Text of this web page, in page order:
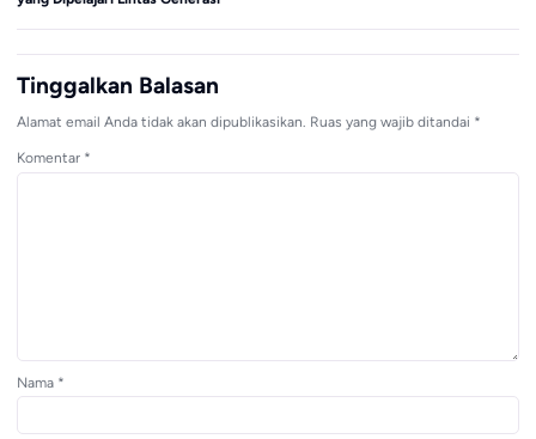
Tinggalkan Balasan
Alamat email Anda tidak akan dipublikasikan. Ruas yang wajib ditandai *
Komentar *
Nama *